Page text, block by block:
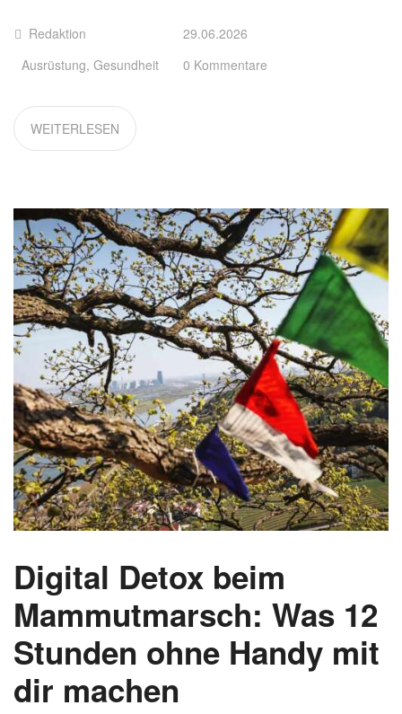
Redaktion
Ausrüstung, Gesundheit
29.06.2026
0 Kommentare
WEITERLESEN
Digital Detox beim
Mammutmarsch: Was 12
Stunden ohne Handy mit
dir machen